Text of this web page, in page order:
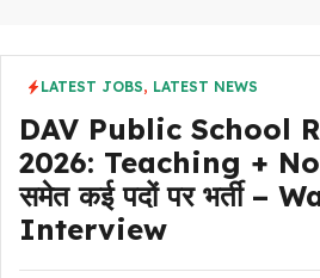
LATEST JOBS, LATEST NEWS
DAV Public School
2026: Teaching +
समेत कई पदों पर भर्ती –
Interview